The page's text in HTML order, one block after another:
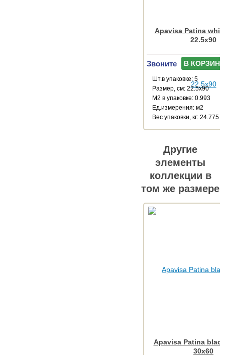
Apavisa Patina
22.5x90
Звоните В КОРЗИНУ
Шт.в упаковке: 5
Размер, см: 22.5x90
М2 в упаковке: 0.993
Ед.измерения: м2
Веc упаковки, кг: 24.775
Другие
элементы
коллекции в
том же размере
Apavisa Patina
30x60